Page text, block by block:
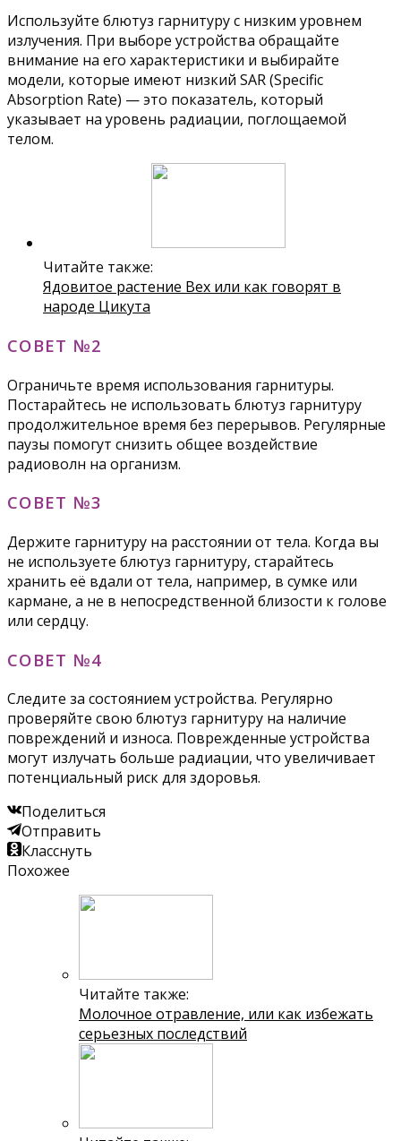
Используйте блютуз гарнитуру с низким уровнем
излучения. При выборе устройства обращайте
внимание на его характеристики и выбирайте
модели, которые имеют низкий SAR (Specific
Absorption Rate) — это показатель, который
указывает на уровень радиации, поглощаемой
телом.
Читайте также:
Ядовитое растение Вех или как говорят в
народе Цикута
СОВЕТ №2
Ограничьте время использования гарнитуры.
Постарайтесь не использовать блютуз гарнитуру
продолжительное время без перерывов. Регулярные
паузы помогут снизить общее воздействие
радиоволн на организм.
СОВЕТ №3
Держите гарнитуру на расстоянии от тела. Когда вы
не используете блютуз гарнитуру, старайтесь
хранить её вдали от тела, например, в сумке или
кармане, а не в непосредственной близости к голове
или сердцу.
СОВЕТ №4
Следите за состоянием устройства. Регулярно
проверяйте свою блютуз гарнитуру на наличие
повреждений и износа. Поврежденные устройства
могут излучать больше радиации, что увеличивает
потенциальный риск для здоровья.
Поделиться
Отправить
Класснуть
Похожее
Читайте также:
Молочное отравление, или как избежать
серьезных последствий